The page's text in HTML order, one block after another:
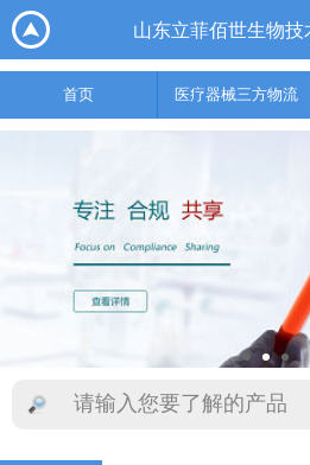
 山东立菲佰世生物技
首页 医疗器械三方物流

首页

医疗器械三方物流